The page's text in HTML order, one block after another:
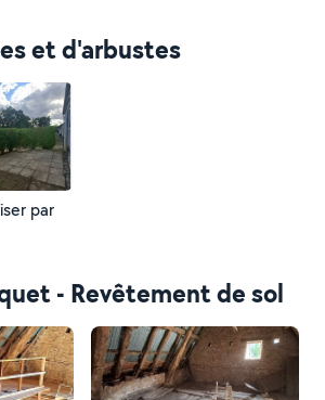
et d'arbustes
par
- Revêtement de sol